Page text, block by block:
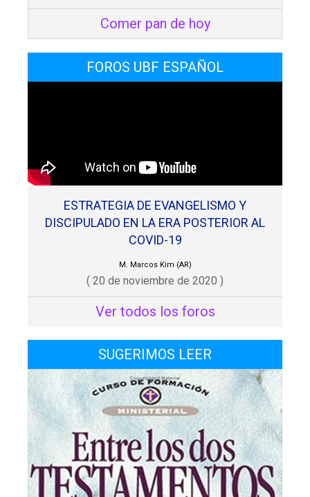
Comer pan de hoy
FOROS UBF ESPAÑOL
ESTRATEGIA DE EVANGELISMO Y
DISCIPULADO EN LA ERA POSTERIOR AL
COVID-19
M. Marcos Kim (AR)
( 20 de noviembre de 2020 )
Ver todos los foros
SUGERIMOS LEER